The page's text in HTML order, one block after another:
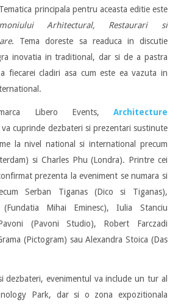
principala pentru aceasta editie este
Arhitectural, Restaurari si
. Tema doreste sa readuca in discutie
inovatia in traditional, dar si de a pastra
fiecarei cladiri asa cum este ea vazuta in
Libero Events, Architecture
va cuprinde dezbateri si prezentari sustinute
la nivel national si international precum
si Charles Phu (Londra). Printre cei
prezenta la eveniment se numara si
Serban Tiganas (Dico si Tiganas),
(Fundatia Mihai Eminesc), Iulia Stanciu
(Pavoni Studio), Robert Farczadi
(Pictogram) sau Alexandra Stoica (Das
dezbateri, evenimentul va include un tur al
Park, dar si o zona expozitionala